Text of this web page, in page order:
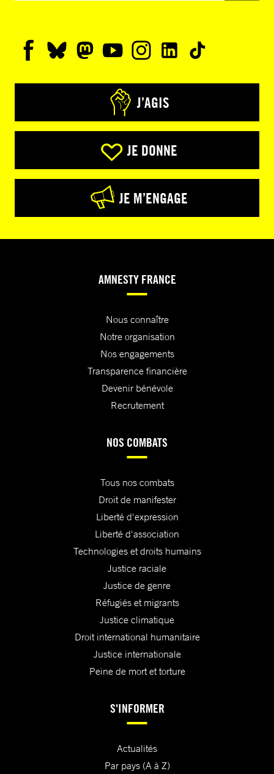
J’AGIS
JE DONNE
JE M’ENGAGE
AMNESTY FRANCE
Nous connaître
Notre organisation
Nos engagements
Transparence financière
Devenir bénévole
Recrutement
NOS COMBATS
Tous nos combats
Droit de manifester
Liberté d'expression
Liberté d'association
Technologies et droits humains
Justice raciale
Justice de genre
Réfugiés et migrants
Justice climatique
Droit international humanitaire
Justice internationale
Peine de mort et torture
S'INFORMER
Actualités
Par pays (A à Z)